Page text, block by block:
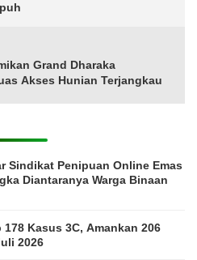
Grand Dharaka
Akses Hunian Terjangkau
Sindikat Penipuan Online Emas
Diantaranya Warga Binaan
Kasus 3C, Amankan 206
2026